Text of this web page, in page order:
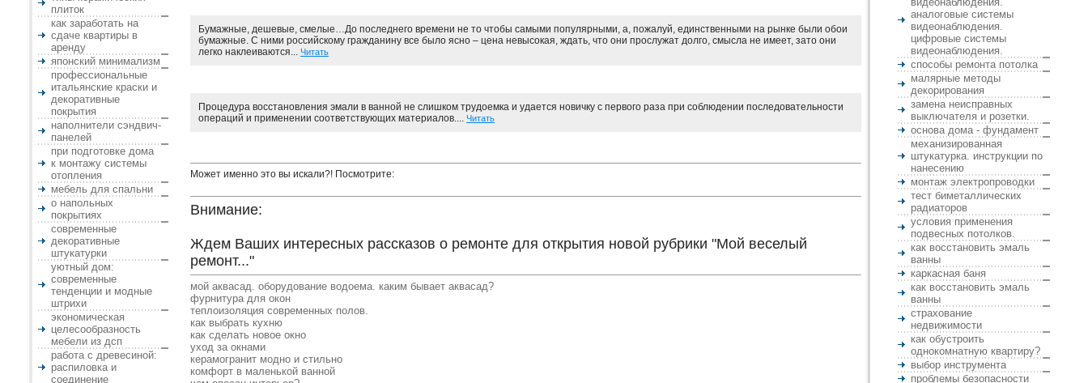
плиток
как заработать на
сдаче квартиры в
аренду
японский минимализм
профессиональные
итальянские краски и
декоративные
покрытия
наполнители сэндвич-
панелей
при подготовке дома
к монтажу системы
отопления
мебель для спальни
о напольных
покрытиях
современные
декоративные
штукатурки
уютный дом:
современные
тенденции и модные
штрихи
экономическая
целесообразность
мебели из дсп
работа с древесиной:
распиловка и
соединение
Бумажные, дешевые, смелые…До последнего времени не то чтобы самыми популярными, а, пожалуй, единственными на рынке были обои
бумажные. С ними российскому гражданину все было ясно – цена невысокая, ждать, что они прослужат долго, смысла не имеет, зато они
легко наклеиваются... Читать
Процедура восстановления эмали в ванной не слишком трудоемка и удается новичку с первого раза при соблюдении последовательности
операций и применении соответствующих материалов.... Читать
Может именно это вы искали?! Посмотрите:
Внимание:
Ждем Ваших интересных рассказов о ремонте для открытия новой рубрики "Мой веселый
ремонт..."
мой аквасад. оборудование водоема. каким бывает аквасад?
фурнитура для окон
теплоизоляция современных полов.
как выбрать кухню
как сделать новое окно
уход за окнами
керамогранит модно и стильно
комфорт в маленькой ванной
аналоговые системы
видеонаблюдения.
цифровые системы
видеонаблюдения.
способы ремонта потолка
малярные методы
декорирования
замена неисправных
выключателя и розетки.
основа дома - фундамент
механизированная
штукатурка. инструкции по
нанесению
монтаж электропроводки
тест биметаллических
радиаторов
условия применения
подвесных потолков.
как восстановить эмаль
ванны
каркасная баня
как восстановить эмаль
ванны
страхование
недвижимости
как обустроить
однокомнатную квартиру?
выбор инструмента
проблемы безопасности